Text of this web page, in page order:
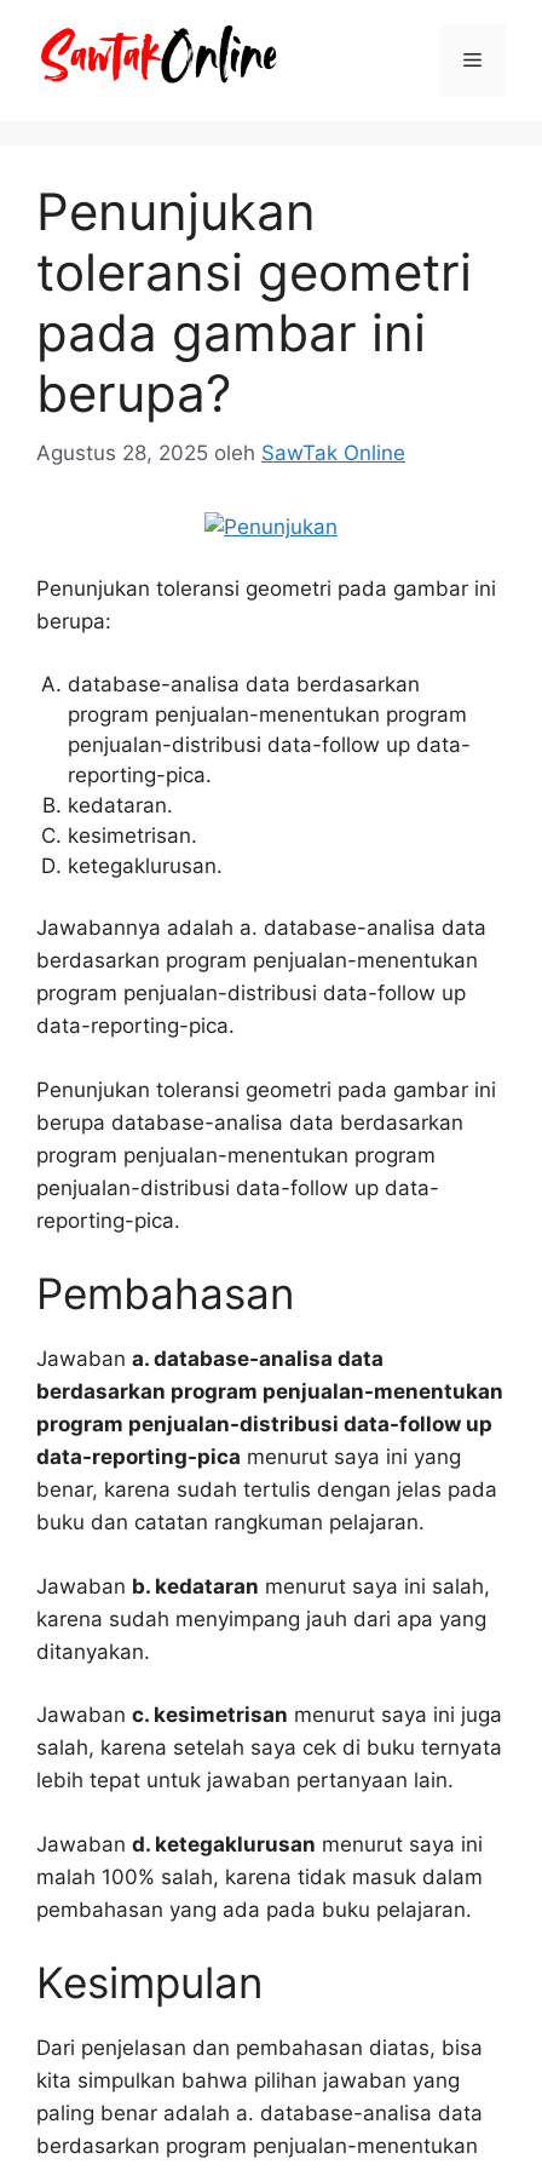
Menu
Penunjukan
toleransi geometri
pada gambar ini
berupa?
Agustus 28, 2025 oleh SawTak Online
Penunjukan toleransi geometri pada gambar ini
berupa:
database-analisa data berdasarkan
program penjualan-menentukan program
penjualan-distribusi data-follow up data-
reporting-pica.
kedataran.
kesimetrisan.
ketegaklurusan.
Jawabannya adalah a. database-analisa data
berdasarkan program penjualan-menentukan
program penjualan-distribusi data-follow up
data-reporting-pica.
Penunjukan toleransi geometri pada gambar ini
berupa database-analisa data berdasarkan
program penjualan-menentukan program
penjualan-distribusi data-follow up data-
reporting-pica.
Pembahasan
Jawaban a. database-analisa data
berdasarkan program penjualan-menentukan
program penjualan-distribusi data-follow up
data-reporting-pica menurut saya ini yang
benar, karena sudah tertulis dengan jelas pada
buku dan catatan rangkuman pelajaran.
Jawaban b. kedataran menurut saya ini salah,
karena sudah menyimpang jauh dari apa yang
ditanyakan.
Jawaban c. kesimetrisan menurut saya ini juga
salah, karena setelah saya cek di buku ternyata
lebih tepat untuk jawaban pertanyaan lain.
Jawaban d. ketegaklurusan menurut saya ini
malah 100% salah, karena tidak masuk dalam
pembahasan yang ada pada buku pelajaran.
Kesimpulan
Dari penjelasan dan pembahasan diatas, bisa
kita simpulkan bahwa pilihan jawaban yang
paling benar adalah a. database-analisa data
berdasarkan program penjualan-menentukan